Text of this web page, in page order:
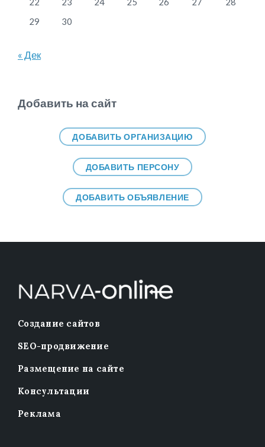
29
30
« Дек
Добавить на сайт
ДОБАВИТЬ ОРГАНИЗАЦИЮ
ДОБАВИТЬ ПЕРСОНУ
ДОБАВИТЬ ОБЪЯВЛЕНИЕ
Создание сайтов
SEO-продвижение
Размещение на сайте
Консультации
Реклама